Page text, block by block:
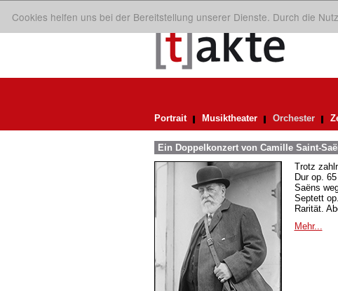
Cookies helfen uns bei der Bereitstellung unserer Dienste. Durch die
Portrait Musiktheater Orchester
Ein Doppelkonzert von Camille Saint-
Trotz
Dur op.
Saëns
Septett
Rarität.
Mehr...